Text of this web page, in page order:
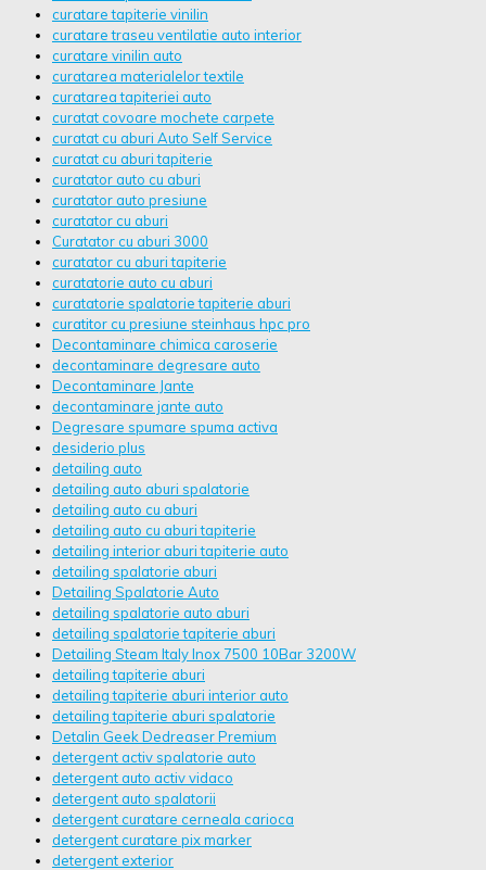
curatare tapiterie vinilin
curatare traseu ventilatie auto interior
curatare vinilin auto
curatarea materialelor textile
curatarea tapiteriei auto
curatat covoare mochete carpete
curatat cu aburi Auto Self Service
curatat cu aburi tapiterie
curatator auto cu aburi
curatator auto presiune
curatator cu aburi
Curatator cu aburi 3000
curatator cu aburi tapiterie
curatatorie auto cu aburi
curatatorie spalatorie tapiterie aburi
curatitor cu presiune steinhaus hpc pro
Decontaminare chimica caroserie
decontaminare degresare auto
Decontaminare Jante
decontaminare jante auto
Degresare spumare spuma activa
desiderio plus
detailing auto
detailing auto aburi spalatorie
detailing auto cu aburi
detailing auto cu aburi tapiterie
detailing interior aburi tapiterie auto
detailing spalatorie aburi
Detailing Spalatorie Auto
detailing spalatorie auto aburi
detailing spalatorie tapiterie aburi
Detailing Steam Italy Inox 7500 10Bar 3200W
detailing tapiterie aburi
detailing tapiterie aburi interior auto
detailing tapiterie aburi spalatorie
Detalin Geek Dedreaser Premium
detergent activ spalatorie auto
detergent auto activ vidaco
detergent auto spalatorii
detergent curatare cerneala carioca
detergent curatare pix marker
detergent exterior